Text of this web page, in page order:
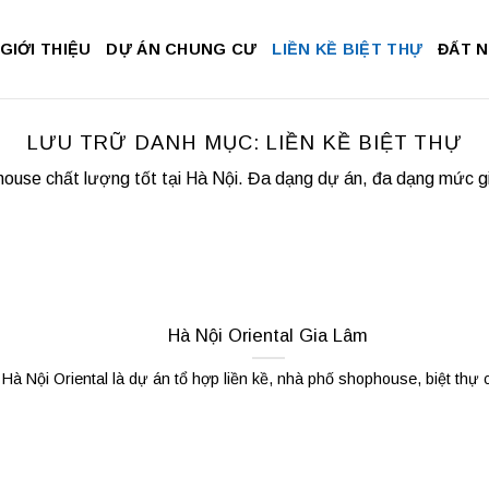
GIỚI THIỆU DỰ ÁN CHUNG CƯ LIỀN KỀ BIỆT THỰ ĐẤT
LƯU TRỮ DANH MỤC: LIỀN KỀ BIỆT THỰ
chất lượng tốt tại Hà Nội. Đa dạng dự án, đa dạng mức
Hà Nội Oriental Gia Lâm
Hà Nội Oriental là dự án tổ hợp liền kề, nhà phố shophouse, biệt thự